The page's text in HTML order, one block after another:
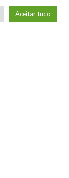
Aceitar tudo